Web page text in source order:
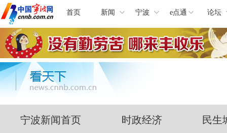
首页 新闻 宁波 e点通 论坛
宁波新闻首页 时政经济 民生